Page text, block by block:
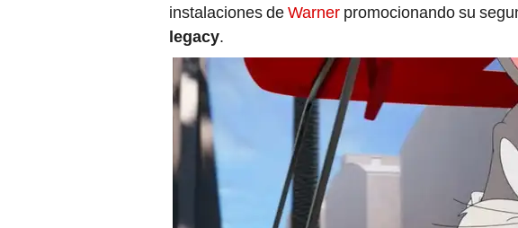
instalaciones deWarner promocionando su
legacy.